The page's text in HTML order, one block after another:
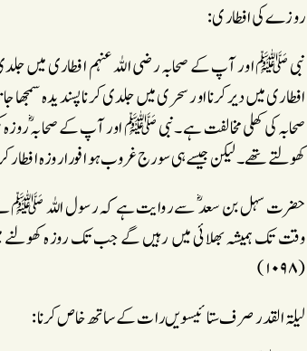
روزے کی افطاری:
نبی ﷺ اور آپ کے صحابہ رضی اللہ عنہم افطاری میں
افطاری میں دیرکرنا اور سحری میں جلدی کرنا پسندیدہ
صحابہ کی کھلی مخالفت ہے ۔نبی ﷺ اور آپ کے صحابہ
کھولتے تھے۔لیکن جیسے ہی سورج غروب ہوا فورا روزہ افطار
حضرت سہل بن سعد ؓ سے روایت ہے کہ رسول اللہ ﷺ نے
وقت تک ہمیشہ بھلائی میں رہیں گے جب تک روزہ
(۱۰۹۸)
لیلۃ القدر صرف ستائیسویں رات کے ساتھ خاص کرنا: